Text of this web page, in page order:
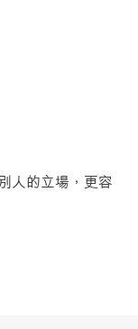
人的立場，更容